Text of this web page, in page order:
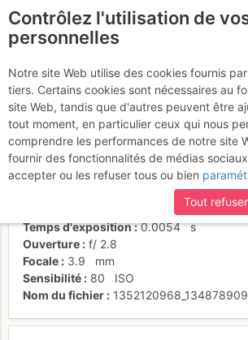
Fin de L4 ?
Activités
Date/heure
3 nov. 2012 13:52
Contributeur
Benjamin CASPAR
individuel (CC
Apple iPhone 4
Temps d'exposition
0.0054 s
Ouverture
f/ 2.8
Focale
3.9
mm
Sensibilité
80
ISO
Nom du fichier
Contrôlez l'utilisation de
personnelles
Notre site Web utilise des cookies fournis
tiers. Certains cookies sont nécessaires au
site Web, tandis que d'autres peuvent être
tout moment, en particulier ceux qui nous
comprendre les performances de notre site
fournir des fonctionnalités de médias
accepter ou les refuser tous ou bien
Tout refuser